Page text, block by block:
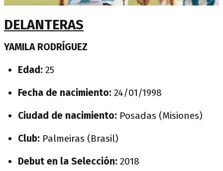
DELANTERAS
YAMILA RODRÍGUEZ
Edad: 25
Fecha de nacimiento: 24/01/1998
Ciudad de nacimiento: Posadas (Misiones)
Club: Palmeiras (Brasil)
Debut en la Selección: 2018